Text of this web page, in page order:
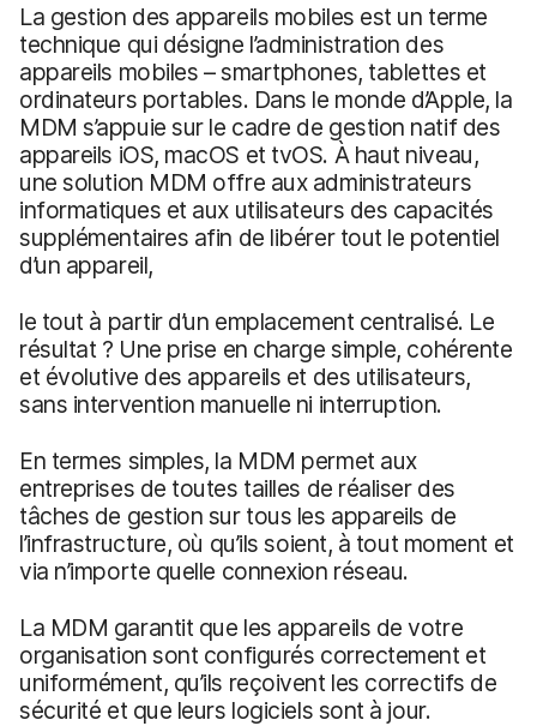
La gestion des appareils mobiles est un terme
technique qui désigne l’administration des
appareils mobiles – smartphones, tablettes et
ordinateurs portables. Dans le monde d’Apple, la
MDM s’appuie sur le cadre de gestion natif des
appareils iOS, macOS et tvOS. À haut niveau,
une solution MDM offre aux administrateurs
informatiques et aux utilisateurs des capacités
supplémentaires afin de libérer tout le potentiel
d’un appareil,
le tout à partir d’un emplacement centralisé. Le
résultat ? Une prise en charge simple, cohérente
et évolutive des appareils et des utilisateurs,
sans intervention manuelle ni interruption.
En termes simples, la MDM permet aux
entreprises de toutes tailles de réaliser des
tâches de gestion sur tous les appareils de
l’infrastructure, où qu’ils soient, à tout moment et
via n’importe quelle connexion réseau.
La MDM garantit que les appareils de votre
organisation sont configurés correctement et
uniformément, qu’ils reçoivent les correctifs de
sécurité et que leurs logiciels sont à jour.